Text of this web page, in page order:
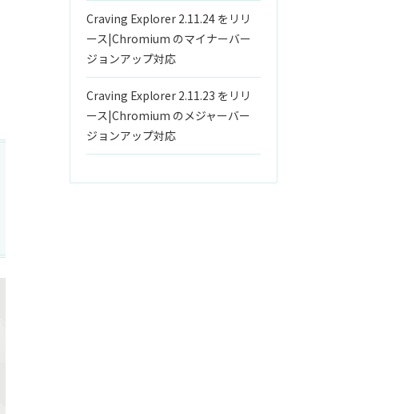
Craving Explorer 2.11.24 をリリ
ース|Chromium のマイナーバー
ジョンアップ対応
Craving Explorer 2.11.23 をリリ
ース|Chromium のメジャーバー
ジョンアップ対応